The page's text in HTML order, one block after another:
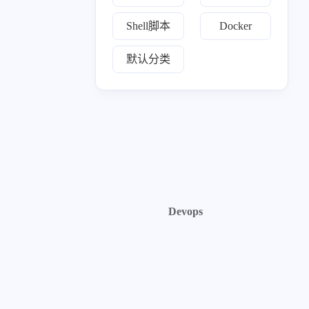
Shell脚本 Docker
默认分类
Devops